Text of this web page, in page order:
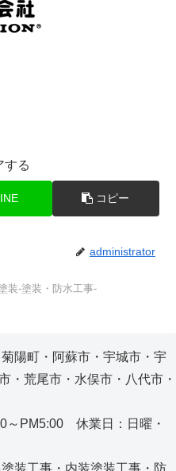
する
コピー
administrator
-塗装・防水工事-
陽町・阿蘇市・宇城市・宇
・荒尾市・水俣市・八代市・
～PM5:00 休業日：日曜・
装工事・内装塗装工事・防